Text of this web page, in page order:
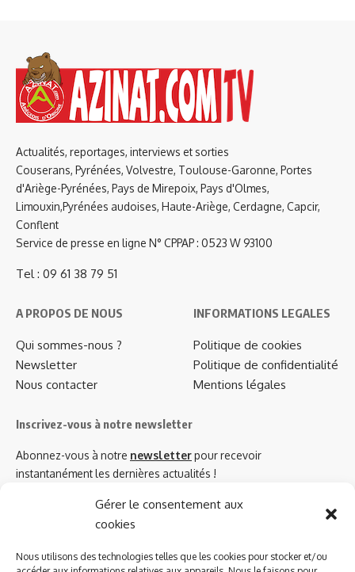
Gérer le consentement aux
cookies
Nous utilisons des technologies telles que les cookies pour stocker et/ou
Actualités, reportages, interviews et sorties
Couserans, Pyrénées, Volvestre, Toulouse-Garonne, Portes
d'Ariège-Pyrénées, Pays de Mirepoix, Pays d'Olmes,
Limouxin,Pyrénées audoises, Haute-Ariège, Cerdagne, Capcir,
Conflent
Service de presse en ligne N° CPPAP : 0523 W 93100
Tel : 09 61 38 79 51
A PROPOS DE NOUS
Qui sommes-nous ?
Newsletter
Nous contacter
INFORMATIONS LEGALES
Politique de cookies
Politique de confidentialité
Mentions légales
Inscrivez-vous à notre newsletter
Abonnez-vous à notre newsletterpour recevoir
instantanément les dernières actualités !
Azinat.com TV soutient